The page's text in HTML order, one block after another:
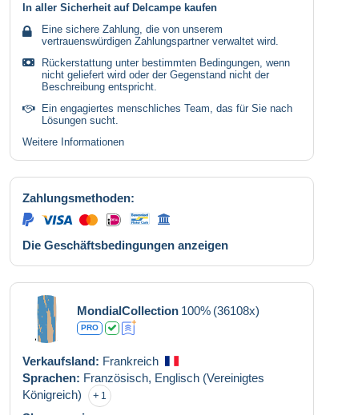
In aller Sicherheit auf Delcampe kaufen
Eine sichere Zahlung, die von unserem
vertrauenswürdigen Zahlungspartner verwaltet wird.
Rückerstattung unter bestimmten Bedingungen, wenn
nicht geliefert wird oder der Gegenstand nicht der
Beschreibung entspricht.
Ein engagiertes menschliches Team, das für Sie nach
Lösungen sucht.
Weitere Informationen
Zahlungsmethoden:
Die Geschäftsbedingungen anzeigen
MondialCollection 100% (36108x)
PRO
Verkaufsland: Frankreich
Sprachen: Französisch, Englisch (Vereinigtes
Königreich)
1